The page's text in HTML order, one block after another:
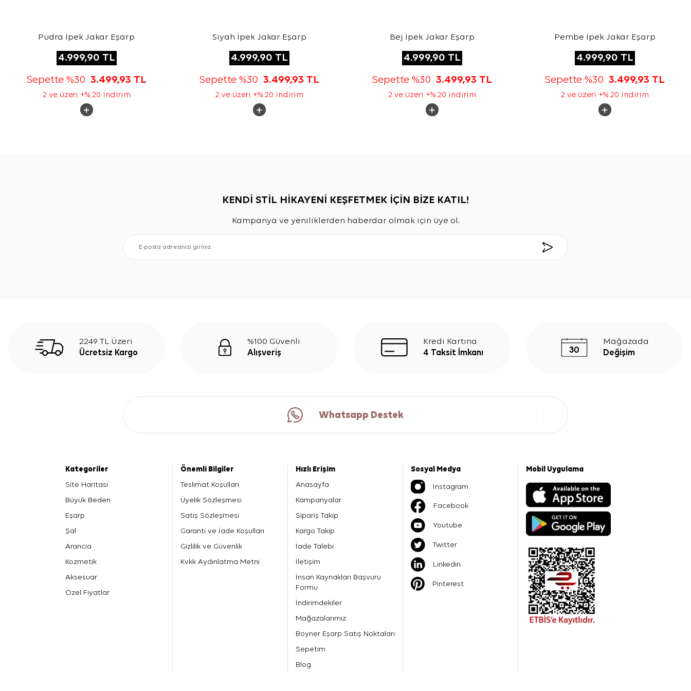
Pudra İpek Jakar Eşarp
4.999,90 TL
Sepette %30 3.499,93 TL
2 ve üzeri +% 20 indirim
Siyah İpek Jakar Eşarp
4.999,90 TL
Sepette %30 3.499,93 TL
2 ve üzeri +% 20 indirim
Bej İpek Jakar Eşarp
4.999,90 TL
Sepette %30 3.499,93 TL
2 ve üzeri +% 20 indirim
Pembe İpek Jakar Eşarp
4.999,90 TL
Sepette %30 3.499,93 TL
2 ve üzeri +% 20 indirim
KENDİ STİL HİKAYENİ KEŞFETMEK İÇİN BİZE KATIL!
Kampanya ve yeniliklerden haberdar olmak için üye ol.
2249 TL Üzeri
Ücretsiz Kargo
%100 Güvenli
Alışveriş
Kredi Kartına
4 Taksit İmkanı
Mağazada
Değişim
Whatsapp Destek
Kategoriler
Site Haritası
Büyük Beden
Eşarp
Şal
Arancia
Kozmetik
Aksesuar
Özel Fiyatlar
Önemli Bilgiler
Teslimat Koşulları
Üyelik Sözleşmesi
Satış Sözleşmesi
Garanti ve İade Koşulları
Gizlilik ve Güvenlik
Kvkk Aydınlatma Metni
Hızlı Erişim
Anasayfa
Kampanyalar
Sipariş Takip
Kargo Takip
İade Talebi
İletişim
İnsan Kaynakları Başvuru
Formu
İndirimdekiler
Mağazalarımız
Boyner Eşarp Satış Noktaları
Sepetim
Blog
Sosyal Medya
İnstagram
Facebook
Youtube
Twitter
Linkedin
Pinterest
Mobil Uygulama